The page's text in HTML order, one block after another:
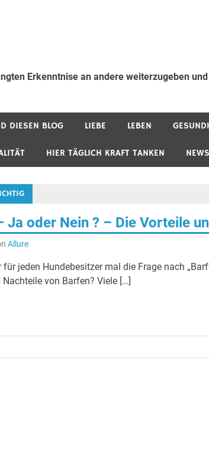
Erkenntnise an andere weiterzugeben
DIESEN BLOG LIEBE LEBEN
HIER TÄGLICH KRAFT TANKEN
Ja oder Nein ? – Die Vorteile
Allure
jeden Hundebesitzer mal die Frage nach
von Barfen? Viele […]